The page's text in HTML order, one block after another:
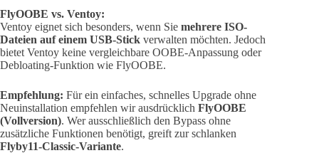
FlyOOBE vs. Ventoy:
Ventoy eignet sich besonders, wenn Sie mehrere ISO-
Dateien auf einem USB-Stick verwalten möchten. Jedoch
bietet Ventoy keine vergleichbare OOBE-Anpassung oder
Debloating-Funktion wie FlyOOBE.
Empfehlung: Für ein einfaches, schnelles Upgrade ohne
Neuinstallation empfehlen wir ausdrücklich FlyOOBE
(Vollversion). Wer ausschließlich den Bypass ohne
zusätzliche Funktionen benötigt, greift zur schlanken
Flyby11-Classic-Variante.